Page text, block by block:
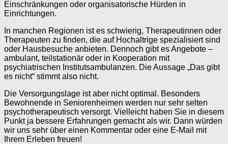
Einschränkungen oder organisatorische Hürden in
Einrichtungen.
In manchen Regionen ist es schwierig, Therapeutinnen oder
Therapeuten zu finden, die auf Hochaltrige spezialisiert sind
oder Hausbesuche anbieten. Dennoch gibt es Angebote –
ambulant, teilstationär oder in Kooperation mit
psychiatrischen Institutsambulanzen. Die Aussage „Das gibt
es nicht“ stimmt also nicht.
Die Versorgungslage ist aber nicht optimal. Besonders
Bewohnende in Seniorenheimen werden nur sehr selten
psychotherapeutisch versorgt. Vielleicht haben Sie in diesem
Punkt ja bessere Erfahrungen gemacht als wir. Dann würden
wir uns sehr über einen Kommentar oder eine E-Mail mit
Ihrem Erleben freuen!